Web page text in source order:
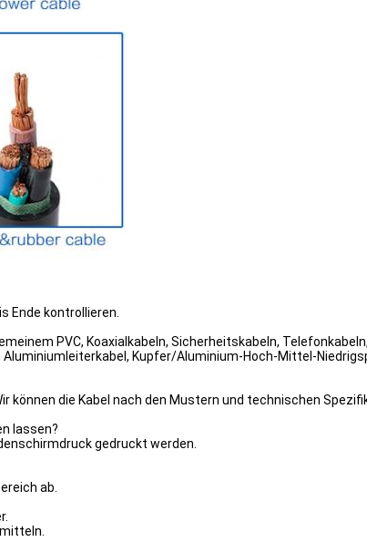
Ende kontrollieren.
PVC, Koaxialkabeln, Sicherheitskabeln,
Kupfer/Aluminium-Hoch-Mittel-
können die Kabel nach den Mustern und technischen
lassen?
gedruckt werden.
ab.